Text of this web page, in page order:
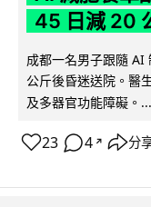
45 日減 20
成都一名男子跟隨 AI
公斤後昏迷送院。醫
及多器官功能障礙。...
23 4 ↗ 分